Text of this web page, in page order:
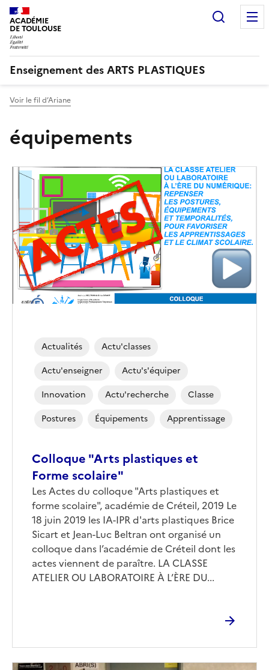
ACADÉMIE
DE TOULOUSE
Enseignement des ARTS PLASTIQUES
Voir le fil d’Ariane
équipements
Colloque "Arts plastiques et
Forme scolaire"
Les Actes du colloque "Arts plastiques et
forme scolaire", académie de Créteil, 2019 Le
18 juin 2019 les IA-IPR d'arts plastiques Brice
Sicart et Jean-Luc Beltran ont organisé un
colloque dans l’académie de Créteil dont les
actes viennent de paraître. LA CLASSE
ATELIER OU LABORATOIRE À L’ÈRE DU...
Actualités
Actu'classes
Actu'enseigner
Actu's'équiper
Innovation
Actu'recherche
Classe
Postures
Équipements Apprentissage